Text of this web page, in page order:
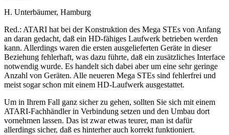
H. Unterbäumer, Hamburg
Red.: ATARI hat bei der Konstruktion des Mega STEs von Anfang
an daran gedacht, daß ein HD-fähiges Laufwerk betrieben werden
kann. Allerdings waren die ersten ausgelieferten Geräte in dieser
Beziehung fehlerhaft, was dazu führte, daß ein zusätzliches Interface
notwendig wurde. Es handelt sich dabei aber um eine sehr geringe
Anzahl von Geräten. Alle neueren Mega STEs sind fehlerfrei und
meist sogar schon mit einem HD-Laufwerk ausgestattet.
Um in Ihrem Fall ganz sicher zu gehen, sollten Sie sich mit einem
ATARI-Fachhändler in Verbindung setzen und den Umbau dort
vornehmen lassen. Das ist zwar etwas teurer, man ist dafür
allerdings sicher, daß es hinterher auch korrekt funktioniert.